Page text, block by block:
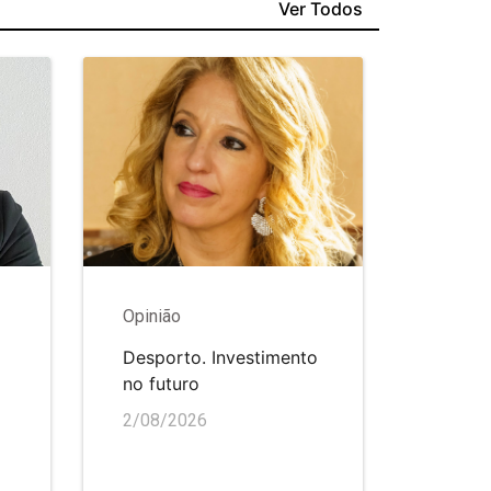
Ver Todos
Opinião
Desporto. Investimento
no futuro
2/08/2026